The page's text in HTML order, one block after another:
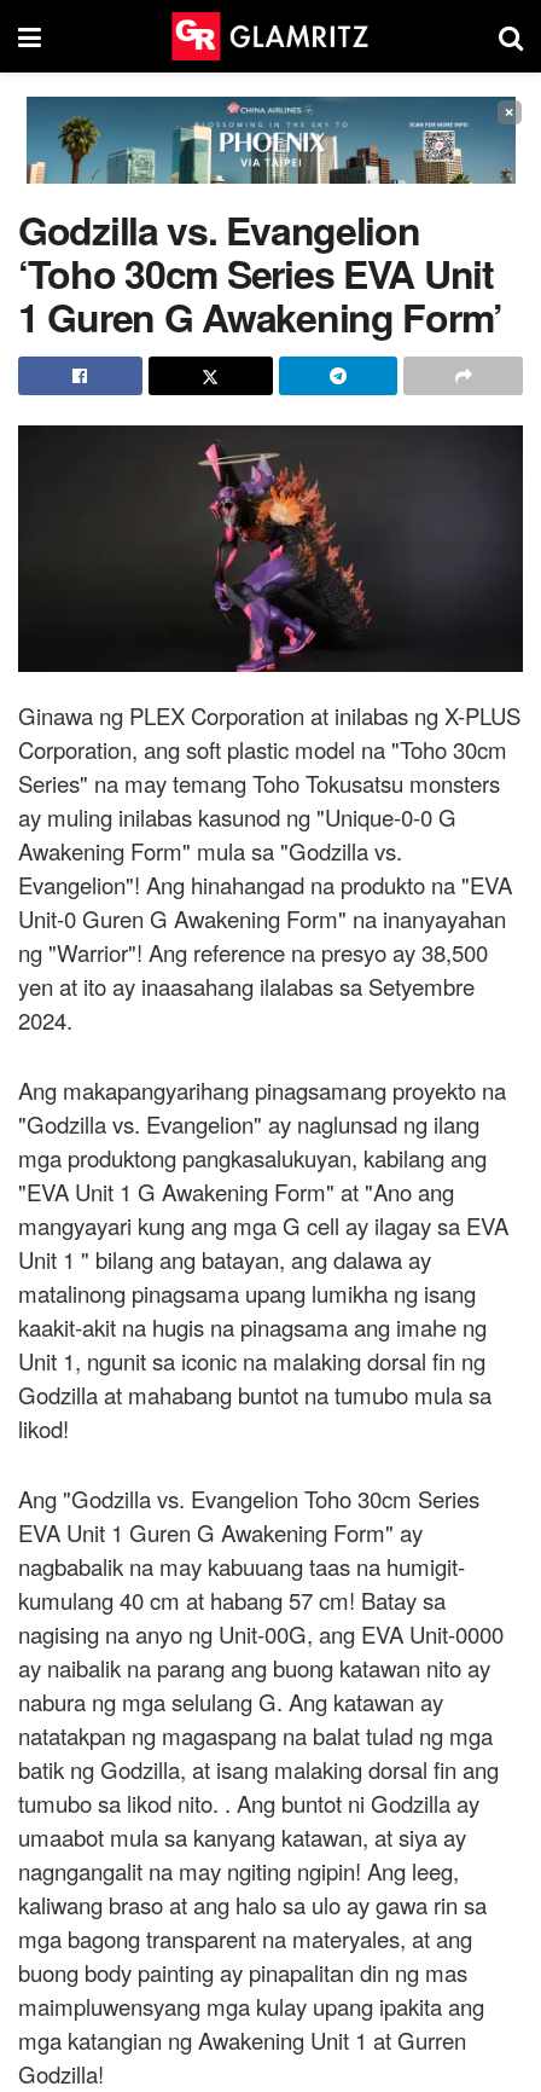
×
Godzilla vs. Evangelion
‘Toho 30cm Series EVA Unit
1 Guren G Awakening Form’
Ginawa ng PLEX Corporation at inilabas ng X-PLUS
Corporation, ang soft plastic model na "Toho 30cm
Series" na may temang Toho Tokusatsu monsters
ay muling inilabas kasunod ng "Unique-0-0 G
Awakening Form" mula sa "Godzilla vs.
Evangelion"! Ang hinahangad na produkto na "EVA
Unit-0 Guren G Awakening Form" na inanyayahan
ng "Warrior"! Ang reference na presyo ay 38,500
yen at ito ay inaasahang ilalabas sa Setyembre
2024.
Ang makapangyarihang pinagsamang proyekto na
"Godzilla vs. Evangelion" ay naglunsad ng ilang
mga produktong pangkasalukuyan, kabilang ang
"EVA Unit 1 G Awakening Form" at "Ano ang
mangyayari kung ang mga G cell ay ilagay sa EVA
Unit 1 " bilang ang batayan, ang dalawa ay
matalinong pinagsama upang lumikha ng isang
kaakit-akit na hugis na pinagsama ang imahe ng
Unit 1, ngunit sa iconic na malaking dorsal fin ng
Godzilla at mahabang buntot na tumubo mula sa
likod!
Ang "Godzilla vs. Evangelion Toho 30cm Series
EVA Unit 1 Guren G Awakening Form" ay
nagbabalik na may kabuuang taas na humigit-
kumulang 40 cm at habang 57 cm! Batay sa
nagising na anyo ng Unit-00G, ang EVA Unit-0000
ay naibalik na parang ang buong katawan nito ay
nabura ng mga selulang G. Ang katawan ay
natatakpan ng magaspang na balat tulad ng mga
batik ng Godzilla, at isang malaking dorsal fin ang
tumubo sa likod nito. . Ang buntot ni Godzilla ay
umaabot mula sa kanyang katawan, at siya ay
nagngangalit na may ngiting ngipin! Ang leeg,
kaliwang braso at ang halo sa ulo ay gawa rin sa
mga bagong transparent na materyales, at ang
buong body painting ay pinapalitan din ng mas
maimpluwensyang mga kulay upang ipakita ang
mga katangian ng Awakening Unit 1 at Gurren
Godzilla!